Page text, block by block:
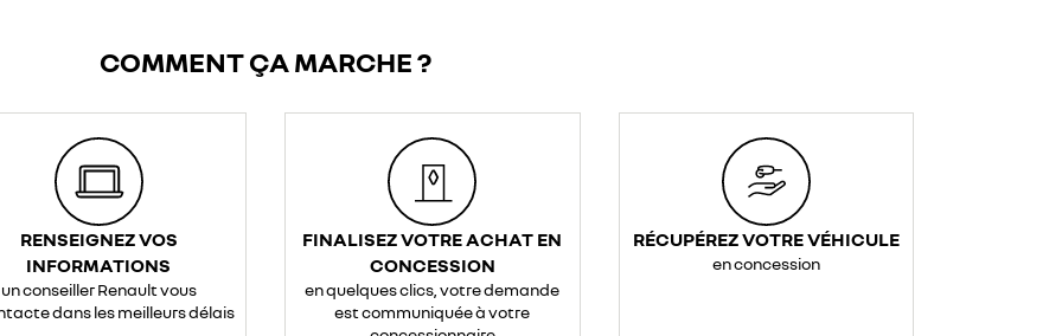
COMMENT ÇA MARCHE ?
RENSEIGNEZ VOS
INFORMATIONS
un conseiller Renault vous
dans les meilleurs délais
FINALISEZ VOTRE ACHAT EN
CONCESSION
en quelques clics, votre demande
est communiquée à votre
RÉCUPÉREZ VOTRE VÉHICULE
en concession